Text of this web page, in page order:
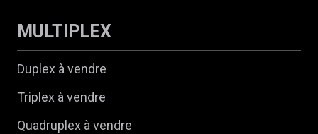
MULTIPLEX
Duplex à vendre
Triplex à vendre
Quadruplex à vendre